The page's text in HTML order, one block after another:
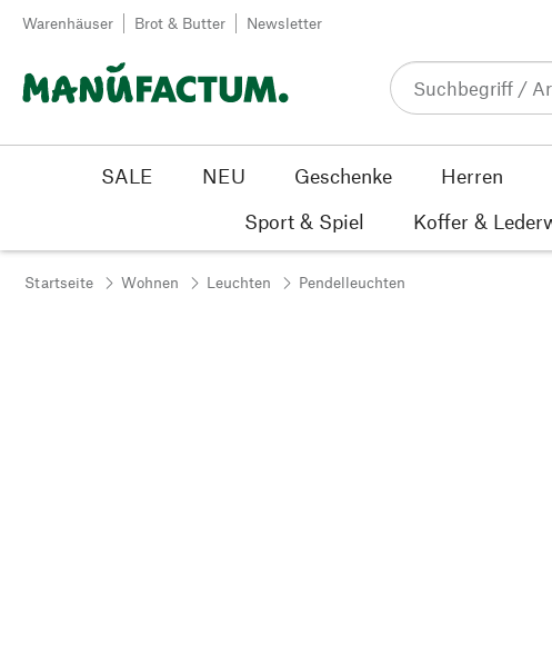
Zum Inhalt springen
Warenhäuser Brot & Butter Newsletter
SALE NEU Geschenke Herren
Sport & Spiel
Koffer &
Startseite Wohnen Leuchten Pendelleuchten